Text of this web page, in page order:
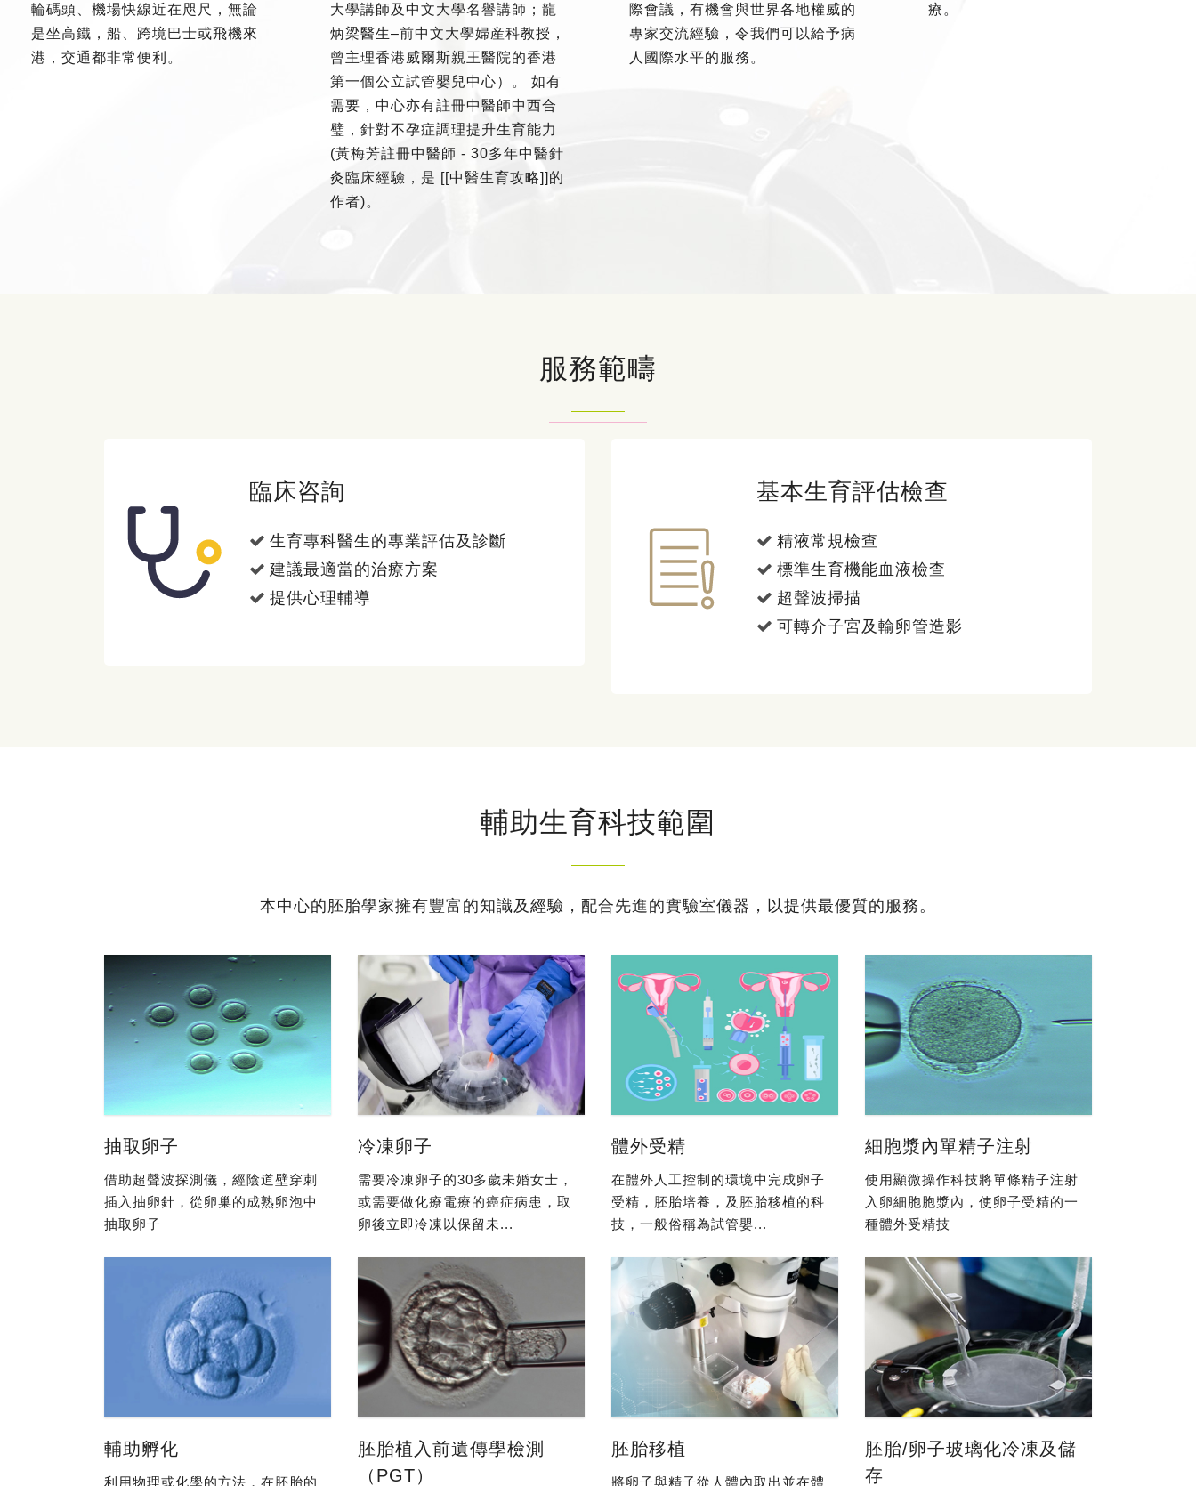
輪碼頭、機場快線近在咫尺，無論
是坐高鐵，船、跨境巴士或飛機來
港，交通都非常便利。
大學講師及中文大學名譽講師；龍
炳梁醫生–前中文大學婦産科教授，
曾主理香港威爾斯親王醫院的香港
第一個公立試管嬰兒中心）。 如有
需要，中心亦有註冊中醫師中西合
璧，針對不孕症調理提升生育能力
(黃梅芳註冊中醫師 - 30多年中醫針
灸臨床經驗，是 [[中醫生育攻略]]的
作者)。
際會議，有機會與世界各地權威的
專家交流經驗，令我們可以給予病
人國際水平的服務。
療。
服務範疇
臨床咨詢
生育專科醫生的專業評估及診斷
建議最適當的治療方案
提供心理輔導
基本生育評估檢查
精液常規檢查
標準生育機能血液檢查
超聲波掃描
可轉介子宮及輸卵管造影
輔助生育科技範圍
本中心的胚胎學家擁有豐富的知識及經驗，配合先進的實驗室儀器，以提供最優質的服務。
抽取卵子
借助超聲波探測儀，經陰道壁穿刺
插入抽卵針，從卵巢的成熟卵泡中
抽取卵子
冷凍卵子
需要冷凍卵子的30多歲未婚女士，
或需要做化療電療的癌症病患，取
卵後立即冷凍以保留未...
體外受精
在體外人工控制的環境中完成卵子
受精，胚胎培養，及胚胎移植的科
技，一般俗稱為試管嬰...
細胞漿內單精子注射
使用顯微操作科技將單條精子注射
入卵細胞胞漿內，使卵子受精的一
種體外受精技
輔助孵化
利用物理或化學的方法，在胚胎的
胚胎植入前遺傳學檢測
（PGT）
胚胎移植
將卵子與精子從人體內取出並在體
胚胎/卵子玻璃化冷凍及儲
存